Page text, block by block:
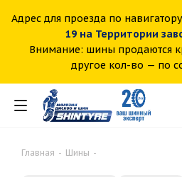
Адрес для проезда по
19 на Территории
Внимание: шины продаются
другое кол-во — по
Главная - Шины -